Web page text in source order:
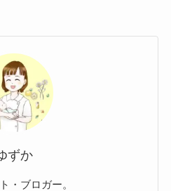
ずか
・ブロガー。